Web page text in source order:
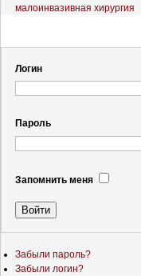
малоинвазивная хирургия
Логин
Пароль
Запомнить меня
Забыли пароль?
Забыли логин?